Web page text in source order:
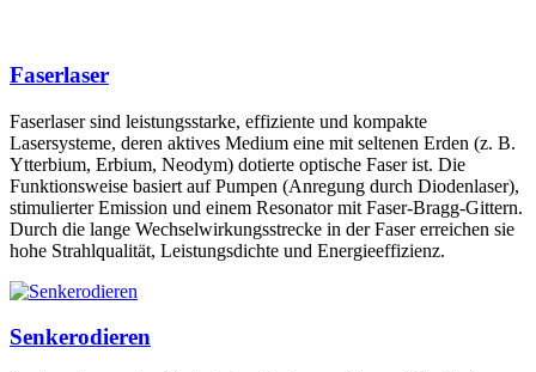
Faserlaser
Faserlaser sind leistungsstarke, effiziente und kompakte
Lasersysteme, deren aktives Medium eine mit seltenen Erden (z. B.
Ytterbium, Erbium, Neodym) dotierte optische Faser ist. Die
Funktionsweise basiert auf Pumpen (Anregung durch Diodenlaser),
stimulierter Emission und einem Resonator mit Faser-Bragg-Gittern.
Durch die lange Wechselwirkungsstrecke in der Faser erreichen sie
hohe Strahlqualität, Leistungsdichte und Energieeffizienz.
Senkerodieren